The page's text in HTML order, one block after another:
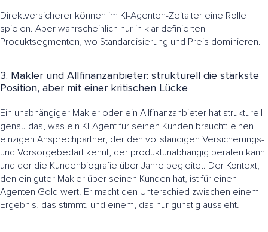
Direktversicherer können im KI-Agenten-Zeitalter eine Rolle
spielen. Aber wahrscheinlich nur in klar definierten
Produktsegmenten, wo Standardisierung und Preis dominieren.
3. Makler und Allfinanzanbieter: strukturell die stärkste
Position, aber mit einer kritischen Lücke
Ein unabhängiger Makler oder ein Allfinanzanbieter hat strukturell
genau das, was ein KI-Agent für seinen Kunden braucht: einen
einzigen Ansprechpartner, der den vollständigen Versicherungs-
und Vorsorgebedarf kennt, der produktunabhängig beraten kann
und der die Kundenbiografie über Jahre begleitet. Der Kontext,
den ein guter Makler über seinen Kunden hat, ist für einen
Agenten Gold wert. Er macht den Unterschied zwischen einem
Ergebnis, das stimmt, und einem, das nur günstig aussieht.